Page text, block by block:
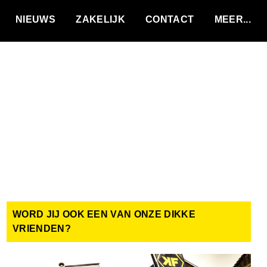
NIEUWS ZAKELIJK CONTACT
WORD JIJ OOK EEN VAN ONZE DIKKE
VRIENDEN?